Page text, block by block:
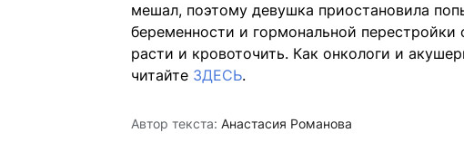
мешал, поэтому девушка приостановила
беременности и гормональной
расти и кровоточить. Как онкологи и
читайте ЗДЕСЬ.
Автор текста: Анастасия Романова